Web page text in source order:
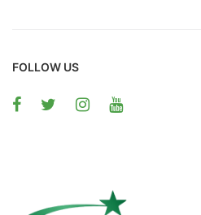
FOLLOW US